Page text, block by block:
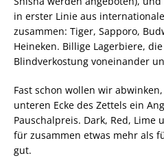
in erster Linie aus
zusammen: Tiger, Sapporo,
Heineken. Billige Lagerbiere,
Blindverkostung voneinander
Fast schon wollen wir
unteren Ecke des Zettels ein
Pauschalpreis. Dark, Red, Lime
für zusammen etwas mehr als
gut.